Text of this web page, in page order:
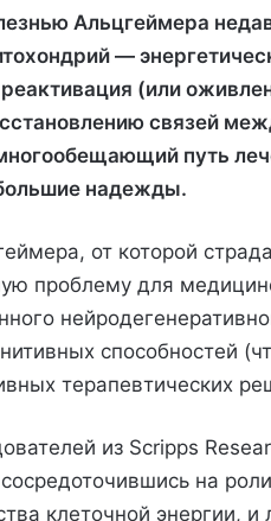
Альцгеймера
—
реактивация (или
связей
путь
надежды.
от которой
проблему для
способностей
терапевтических
из Scripps
на
клеточной энергии,